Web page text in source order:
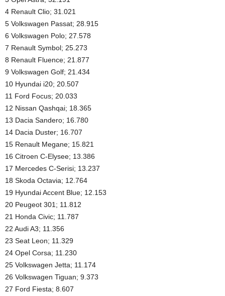
4 Renault Clio; 31.021
5 Volkswagen Passat; 28.915
6 Volkswagen Polo; 27.578
7 Renault Symbol; 25.273
8 Renault Fluence; 21.877
9 Volkswagen Golf; 21.434
10 Hyundai i20; 20.507
11 Ford Focus; 20.033
12 Nissan Qashqai; 18.365
13 Dacia Sandero; 16.780
14 Dacia Duster; 16.707
15 Renault Megane; 15.821
16 Citroen C-Elysee; 13.386
17 Mercedes C-Serisi; 13.237
18 Skoda Octavia; 12.764
19 Hyundai Accent Blue; 12.153
20 Peugeot 301; 11.812
21 Honda Civic; 11.787
22 Audi A3; 11.356
23 Seat Leon; 11.329
24 Opel Corsa; 11.230
25 Volkswagen Jetta; 11.174
26 Volkswagen Tiguan; 9.373
27 Ford Fiesta; 8.607